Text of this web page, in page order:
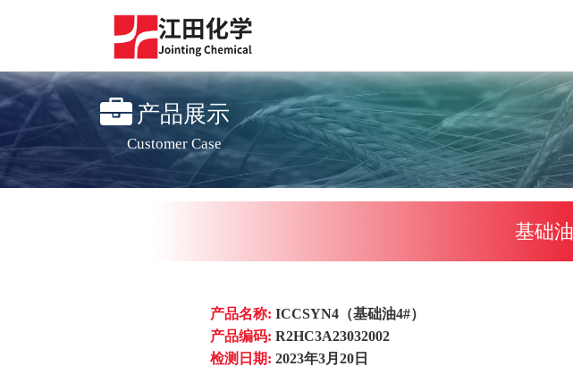
产品展示
Customer Case
基础
产品名称:ICCSYN4（基础油4#）
产品编码:R2HC3A23032002
检测日期:2023年3月20日